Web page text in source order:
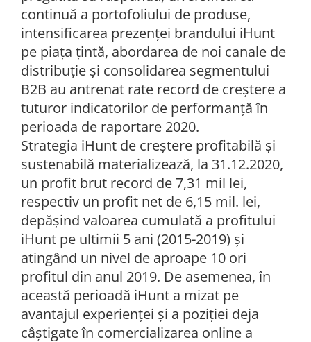
continuă a portofoliului de produse,
intensificarea prezenței brandului iHunt
pe piața țintă, abordarea de noi canale de
distribuție și consolidarea segmentului
B2B au antrenat rate record de creștere a
tuturor indicatorilor de performanță în
perioada de raportare 2020.
Strategia iHunt de creștere profitabilă și
sustenabilă materializează, la 31.12.2020,
un profit brut record de 7,31 mil lei,
respectiv un profit net de 6,15 mil. lei,
depășind valoarea cumulată a profitului
iHunt pe ultimii 5 ani (2015-2019) și
atingând un nivel de aproape 10 ori
profitul din anul 2019. De asemenea, în
această perioadă iHunt a mizat pe
avantajul experienței și a poziției deja
câștigate în comercializarea online a